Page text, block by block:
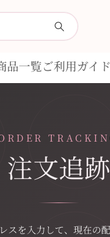
品一覧ご利用ガイド
注文追跡
スを入力して、現在の